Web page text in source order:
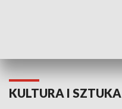
KULTURA I SZTUKA